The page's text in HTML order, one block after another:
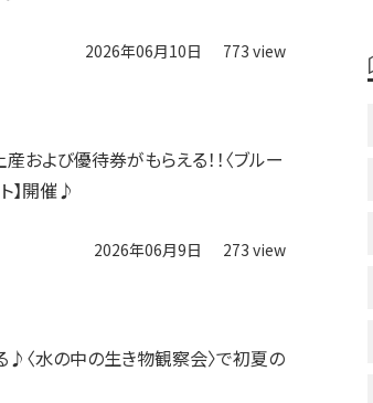
2026年06月10日 773 view
よび優待券がもらえる！！〈ブルー
】開催♪
2026年06月9日 273 view
♪〈水の中の生き物観察会〉で初夏の